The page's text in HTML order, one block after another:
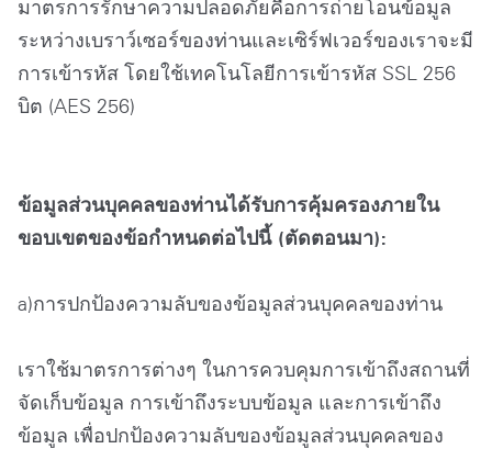
มาตรการรักษาความปลอดภัยคือการถ่ายโอนข้อมูล
ระหว่างเบราว์เซอร์ของท่านและเซิร์ฟเวอร์ของเราจะมี
การเข้ารหัส โดยใช้เทคโนโลยีการเข้ารหัส SSL 256
บิต (AES 256)
ข้อมูลส่วนบุคคลของท่านได้รับการคุ้มครองภายใน
ขอบเขตของข้อกำหนดต่อไปนี้ (ตัดตอนมา):
a)การปกป้องความลับของข้อมูลส่วนบุคคลของท่าน
เราใช้มาตรการต่างๆ ในการควบคุมการเข้าถึงสถานที่
จัดเก็บข้อมูล การเข้าถึงระบบข้อมูล และการเข้าถึง
ข้อมูล เพื่อปกป้องความลับของข้อมูลส่วนบุคคลของ